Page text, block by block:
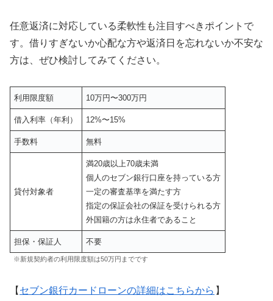
任意返済に対応している柔軟性も注目すべきポイントで
す。借りすぎないか心配な方や返済日を忘れないか不安な
方は、ぜひ検討してみてください。
利用限度額 10万円〜300万円
借入利率（年利） 12%〜15%
手数料 無料
貸付対象者
満20歳以上70歳未満
個人のセブン銀行口座を持っている方
一定の審査基準を満たす方
指定の保証会社の保証を受けられる方
外国籍の方は永住者であること
担保・保証人 不要
※新規契約者の利用限度額は50万円までです
【 セブン銀行カードローンの詳細はこちらから 】